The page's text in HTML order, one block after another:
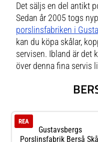
Det säljs en del antikt
Sedan år 2005 togs
porslinsfabriken i
kan du köpa skålar,
servisen. Ibland är det
över denna fina servis
Gustavsbergs
Porslinsfabrik Berså Skål
REA